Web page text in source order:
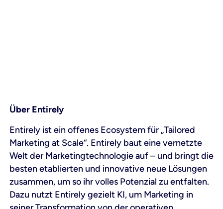
Über Entirely
Entirely ist ein offenes Ecosystem für „Tailored
Marketing at Scale“. Entirely baut eine vernetzte
Welt der Marketingtechnologie auf – und bringt die
besten etablierten und innovative neue Lösungen
zusammen, um so ihr volles Potenzial zu entfalten.
Dazu nutzt Entirely gezielt KI, um Marketing in